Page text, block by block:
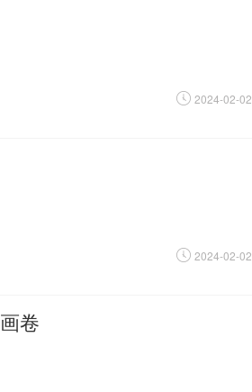
2024-02-02
2024-02-02
卷